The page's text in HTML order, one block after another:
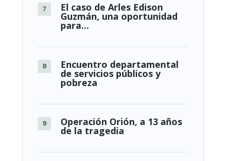
El caso de Arles Edison
Guzmán, una oportunidad
para…
Encuentro departamental
de servicios públicos y
pobreza
Operación Orión, a 13 años
de la tragedia